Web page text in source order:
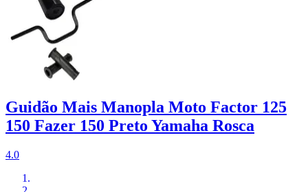
Guidão Mais Manopla Moto Factor 125
150 Fazer 150 Preto Yamaha Rosca
4.0